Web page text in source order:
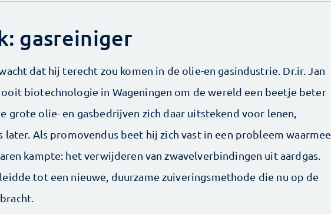
gasreiniger
dat hij terecht zou komen in de olie-en gasindustrie. Dr.ir. Jan
biotechnologie in Wageningen om de wereld een beetje beter
grote olie- en gasbedrijven zich daar uitstekend voor lenen,
later. Als promovendus beet hij zich vast in een probleem waarmee
kampte: het verwijderen van zwavelverbindingen uit aardgas.
tot een nieuwe, duurzame zuiveringsmethode die nu op de